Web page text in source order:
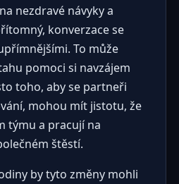
nezdravé návyky a
konverzace se
To může
pomoci si navzájem
toho, aby se partneři
mohou mít jistotu, že
týmu a pracují na
štěstí.
by tyto změny mohli